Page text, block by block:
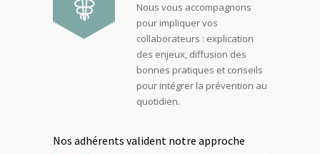
Nous vous accompagnons
pour impliquer vos
collaborateurs : explication
des enjeux, diffusion des
bonnes pratiques et conseils
pour intégrer la prévention au
quotidien.
Nos adhérents valident notre approche